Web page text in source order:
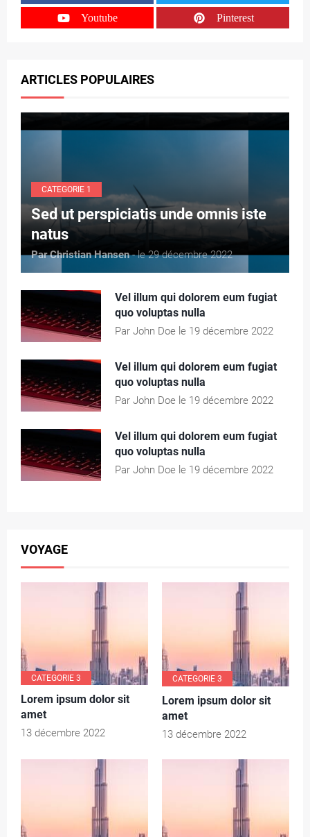
Youtube Pinterest
ARTICLES POPULAIRES
CATEGORIE 1
Sed ut perspiciatis unde omnis iste
natus
Par Christian Hansen- le 29 décembre 2022
Vel illum qui dolorem eum fugiat
quo voluptas nulla
Par John Doe le 19 décembre 2022
Vel illum qui dolorem eum fugiat
quo voluptas nulla
Par John Doe le 19 décembre 2022
Vel illum qui dolorem eum fugiat
quo voluptas nulla
Par John Doe le 19 décembre 2022
VOYAGE
CATEGORIE 3
Lorem ipsum dolor sit
amet
13 décembre 2022
CATEGORIE 3
Lorem ipsum dolor sit
amet
13 décembre 2022